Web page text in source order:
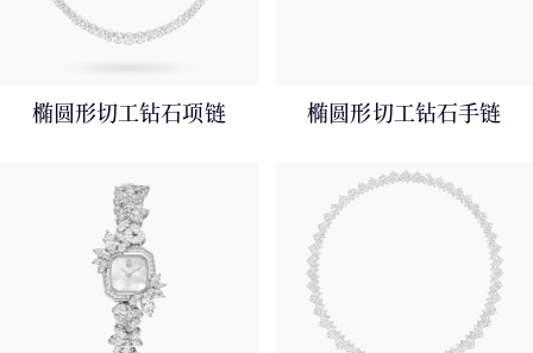
椭圆形切工钻石项链 椭圆形切工钻石手链